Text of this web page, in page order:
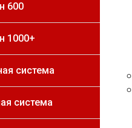
600
1000+
система
система